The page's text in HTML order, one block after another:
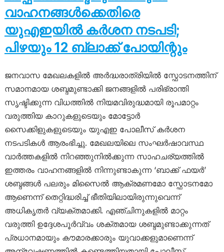
വാഹനങ്ങൾക്കെതിരെ
യുഎഇയിൽ കർശന നടപടി;
പിഴയും 12 ബ്ലാക്ക് പോയിന്റും
ജനവാസ മേഖലകളിൽ അർദ്ധരാത്രിയിൽ സ്ഫോടനത്തിന്
സമാനമായ ശബ്ദമുണ്ടാക്കി ജനങ്ങളിൽ പരിഭ്രാന്തി
സൃഷ്ടിക്കുന്ന വിധത്തിൽ നിയമവിരുദ്ധമായി രൂപമാറ്റം
വരുത്തിയ കാറുകളുടെയും മോട്ടോർ
സൈക്കിളുകളുടെയും യുഎഇ പോലീസ് കർശന
നടപടികൾ ആരംഭിച്ചു. മേഖലയിലെ സംഘർഷാവസ്ഥ
വാർത്തകളിൽ നിറഞ്ഞുനിൽക്കുന്ന സാഹചര്യത്തിൽ
ഇത്തരം വാഹനങ്ങളിൽ നിന്നുണ്ടാകുന്ന ‘ബാക്ക് ഫയർ’
ശബ്ദങ്ങൾ പലരും മിസൈൽ ആക്രമണമോ സ്ഫോടനമോ
ആണെന്ന് തെറ്റിദ്ധരിച്ച് ഭീതിയിലായിരുന്നുവെന്ന്
അധികൃതർ വ്യക്തമാക്കി. എഞ്ചിനുകളിൽ മാറ്റം
വരുത്തി ഉദ്ദേശപൂർവ്വം ശക്തമായ ശബ്ദമുണ്ടാക്കുന്നത്
പ്രധാനമായും കൗമാരക്കാരും യുവാക്കളുമാണെന്ന്